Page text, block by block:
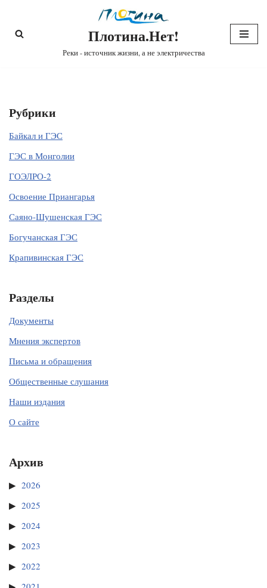
Перейти
Плотина.Нет!
Реки - источник жизни, а не электричества
Рубрики
Байкал и ГЭС
ГЭС в Монголии
ГОЭЛРО-2
Освоение Приангарья
Саяно-Шушенская ГЭС
Богучанская ГЭС
Крапивинская ГЭС
Разделы
Документы
Мнения экспертов
Письма и обращения
Общественные слушания
Наши издания
О сайте
Архив
2026
2025
2024
2023
2022